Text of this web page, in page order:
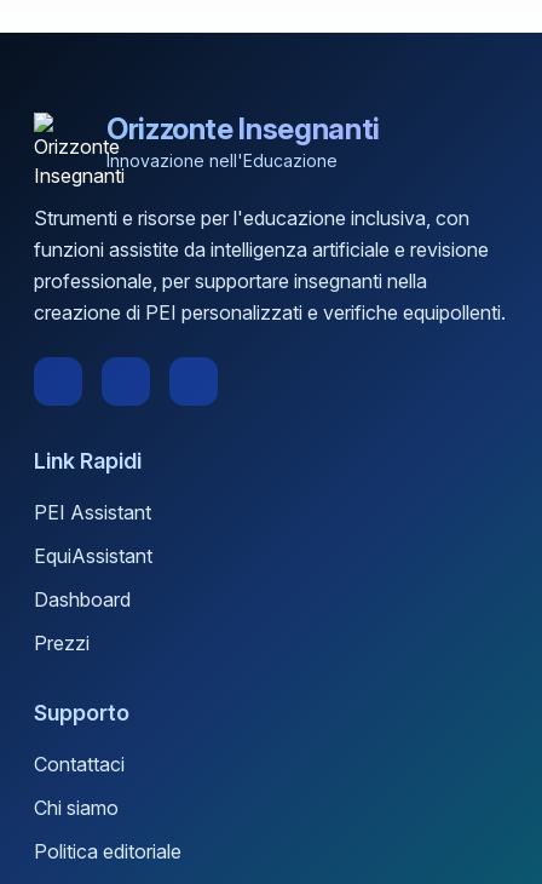
Orizzonte Insegnanti
Innovazione nell'Educazione
Strumenti e risorse per l'educazione inclusiva, con
funzioni assistite da intelligenza artificiale e revisione
professionale, per supportare insegnanti nella
creazione di PEI personalizzati e verifiche equipollenti.
Link Rapidi
PEI Assistant
EquiAssistant
Dashboard
Prezzi
Supporto
Contattaci
Chi siamo
Politica editoriale